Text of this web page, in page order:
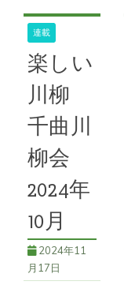
し、リクルー
トの「Airワ
ーク」サービ
スを導入し、
事業者の採用
活動を支援す
るもの。
続きを読む
58号,地域活
性化
連載
楽しい
川柳
千曲川
柳会
2024年
10月
2024年11
月17日